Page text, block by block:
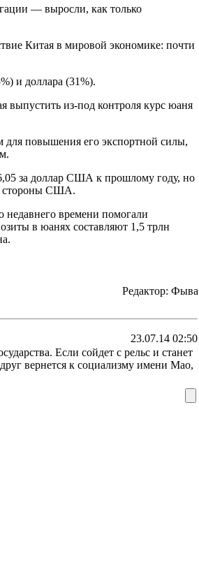
— выросли, как только
Китая в мировой экономике: почти
и доллара (31%).
выпустить из-под контроля курс юаня
повышения его экспортной силы,
за доллар США к прошлому году, но
стороны США.
времени помогали
в юанях составляют 1,5 трлн
Редактор: Фыва
23.07.14 02:50
Если сойдет с рельс и станет
вернется к социализму имени Мао,